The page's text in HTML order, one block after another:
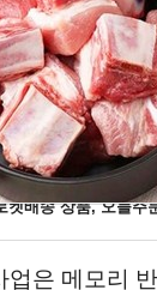
업은 메모리